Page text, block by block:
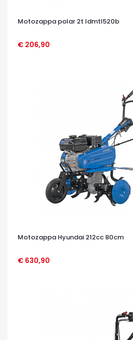
Motozappa polar 2t ldmtl520b
€ 206,90
OCCHIATA VELOCE
Motozappa Hyundai 212cc 80cm
€ 630,90
OCCHIATA VELOCE